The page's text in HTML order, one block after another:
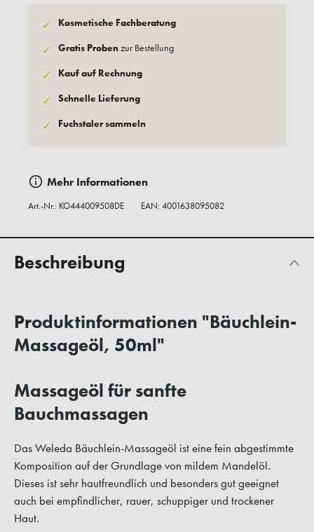
✓ Kosmetische Fachberatung
✓ Gratis Probenzur Bestellung
✓ Kauf auf Rechnung
✓ Schnelle Lieferung
✓ Fuchstaler sammeln
Mehr Informationen
Art.-Nr.: KO444009508DE EAN: 4001638095082
Beschreibung
Produktinformationen "Bäuchlein-
Massageöl, 50ml"
Massageöl für sanfte
Bauchmassagen
Das Weleda Bäuchlein-Massageöl ist eine fein abgestimmte
Komposition auf der Grundlage von mildem Mandelöl.
Dieses ist sehr hautfreundlich und besonders gut geeignet
auch bei empfindlicher, rauer, schuppiger und trockener
Haut.